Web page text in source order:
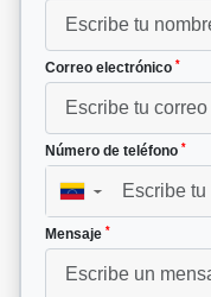
Correo electrónico *
Número de teléfono *
▼
Mensaje *